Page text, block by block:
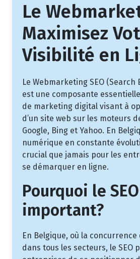
Le
Maximisez
Visibilité en
Le Webmarketing SEO
est une composante
de marketing digital visant à
d’un site web sur les moteurs
Google, Bing et Yahoo. En
numérique en constante
crucial que jamais pour les
se démarquer en ligne.
Pourquoi le
important?
En Belgique, où la
dans tous les secteurs, le SEO